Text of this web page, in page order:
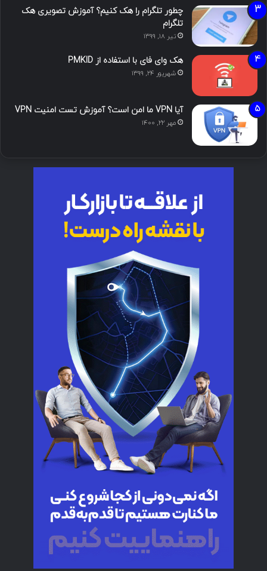
چطور تلگرام را هک کنیم؟ آموزش تصویری هک
تلگرام
تیر ۱۸, ۱۳۹۹
هک وای فای با استفاده از PMKID
شهریور ۲۴, ۱۳۹۹
آیا VPN ما امن است؟ آموزش تست امنیت VPN
مهر ۲۲, ۱۴۰۰